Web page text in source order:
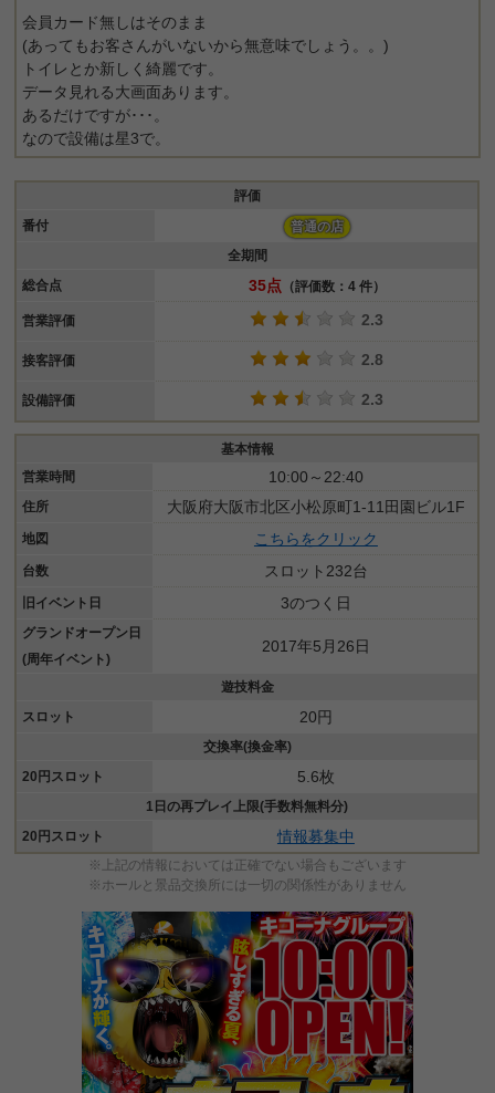
会員カード無しはそのまま
(あってもお客さんがいないから無意味でしょう。。)
トイレとか新しく綺麗です。
データ見れる大画面あります。
あるだけですが･･･。
なので設備は星3で。
評価
番付
普通の店
全期間
総合点
35点 （評価数：4 件）
営業評価 2.3
接客評価 2.8
設備評価 2.3
基本情報
営業時間
10:00～22:40
住所 大阪府大阪市北区小松原町1-11田園ビル1F
地図 こちらをクリック
台数 スロット232台
旧イベント日 3のつく日
グランドオープン日
(周年イベント)
2017年5月26日
遊技料金
スロット
20円
交換率(換金率)
20円スロット
5.6枚
1日の再プレイ上限(手数料無料分)
20円スロット
情報募集中
※上記の情報においては正確でない場合もございます
※ホールと景品交換所には一切の関係性がありません